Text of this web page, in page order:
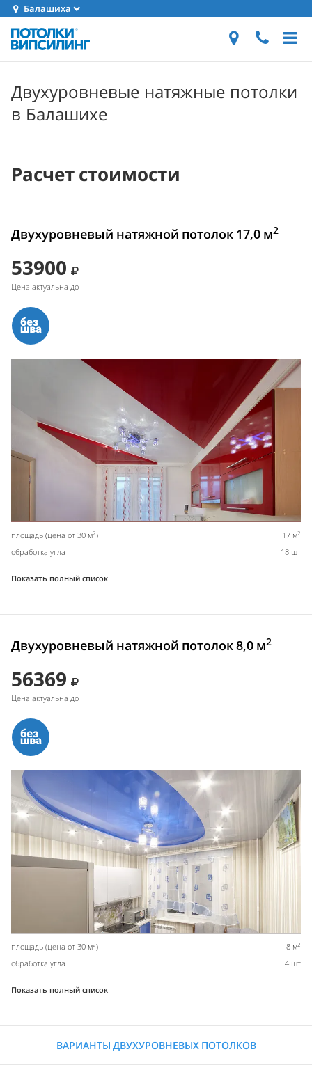
Балашиха
Двухуровневые натяжные потолки
в Балашихе
Расчет стоимости
Двухуровневый натяжной потолок 17,0 м2
53900
Цена актуальна до
площадь (цена от 30 м2) 17 м2
обработка угла 18 шт
Показать полный список
Двухуровневый натяжной потолок 8,0 м2
56369
Цена актуальна до
площадь (цена от 30 м2) 8 м2
обработка угла 4 шт
Показать полный список
ВАРИАНТЫ ДВУХУРОВНЕВЫХ ПОТОЛКОВ